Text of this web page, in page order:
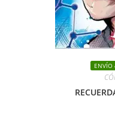
ENVÍO